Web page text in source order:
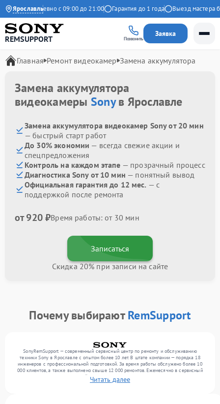
Ярославль
Ежедневно с 09:00 до 21:00 Гарантия до 1 года Выезд мастера
REMSUPPORT Позвонить
Заявка
Главная Ремонт видеокамер Замена аккумулятора
Замена аккумулятора
видеокамеры Sonyв Ярославле
Замена аккумулятора видеокамер Sony от 20 мин
— быстрый старт работ
До 30% экономии — всегда свежие акции и
спецпредложения
Контроль на каждом этапе — прозрачный процесс
Диагностика Sony от 10 мин — понятный вывод
Официальная гарантия до 12 мес. — с
поддержкой после ремонта
от 920 ₽Время работы: от 30 мин
Записаться
Скидка 20% при записи на сайте
Почему выбираютRemSupport
SonyRemSupport — современный сервисный центр по ремонту и обслуживанию
техники Sony в Ярославле с опытом более 10 лет. В штате компании — порядка 18
инженеров с профессиональной подготовкой. За время работы обслужено более 10
000 клиентов, а также выполнено свыше 12 000 ремонтов. Ежемесячно в сервисный
центр поступает от 300 устройств, включая , , . Мы работаем с широким спектром
неисправностей и обеспечиваем надежный результат благодаря использованию
Читать далее